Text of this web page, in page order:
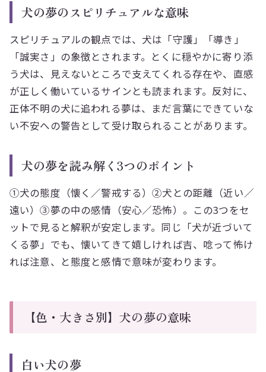
犬の夢のスピリチュアルな意味
スピリチュアルの観点では、犬は「守護」「導き」
「誠実さ」の象徴とされます。とくに穏やかに寄り添
う犬は、見えないところで支えてくれる存在や、直感
が正しく働いているサインとも読まれます。反対に、
正体不明の犬に追われる夢は、まだ言葉にできていな
い不安への警告として受け取られることがあります。
犬の夢を読み解く3つのポイント
①犬の態度（懐く／警戒する）②犬との距離（近い／
遠い）③夢の中の感情（安心／恐怖）。この3つをセ
ットで見ると解釈が安定します。同じ「犬が近づいて
くる夢」でも、懐いてきて嬉しければ吉、唸って怖け
れば注意、と態度と感情で意味が変わります。
【色・大きさ別】犬の夢の意味
白い犬の夢